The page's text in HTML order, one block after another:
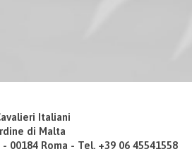
Italiani
di Malta
00184 Roma - Tel. +39 06 45541558